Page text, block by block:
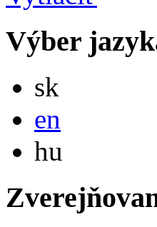
Výber
sk
en
hu